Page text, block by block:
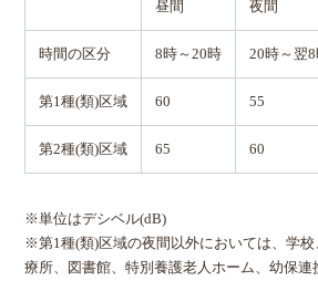
昼間 夜間
時間の区分 8時～20時 20時～翌
第1種(類)区域 60 55
第2種(類)区域 65 60
※単位はデシベル(dB)
※第1種(類)区域の夜間以外においては、学
療所、図書館、特別養護老人ホーム、幼保